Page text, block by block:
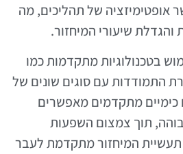
של תהליכים, מה
שיעורי המיחזור.
בטכנולוגיות מתקדמות כמו
התמודדות עם סוגים שונים של
כימיים מתקדמים מאפשרים
תוך צמצום השפעות
תעשיית המיחזור מתקדמת לעבר